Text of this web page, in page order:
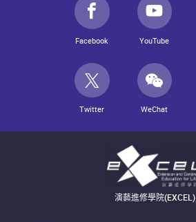
Facebook YouTube
Twitter WeChat
演藝進修學院(EXCEL)